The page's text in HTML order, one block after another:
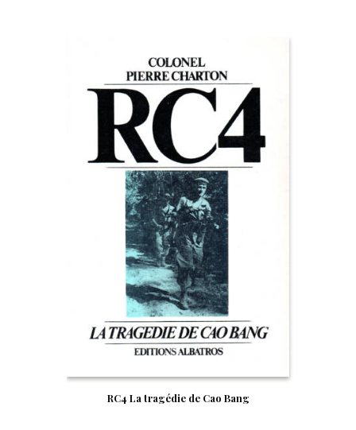
RC4 La tragédie de Cao Bang